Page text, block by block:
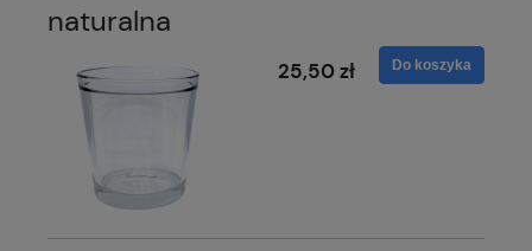
naturalna
25,50 zł Do koszyka